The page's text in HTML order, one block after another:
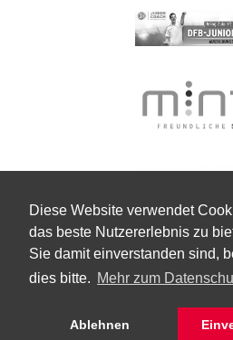
Diese Website verwendet
das beste Nutzererlebnis zu
Sie damit einverstanden sind,
dies bitte. Mehr zum
Ablehnen